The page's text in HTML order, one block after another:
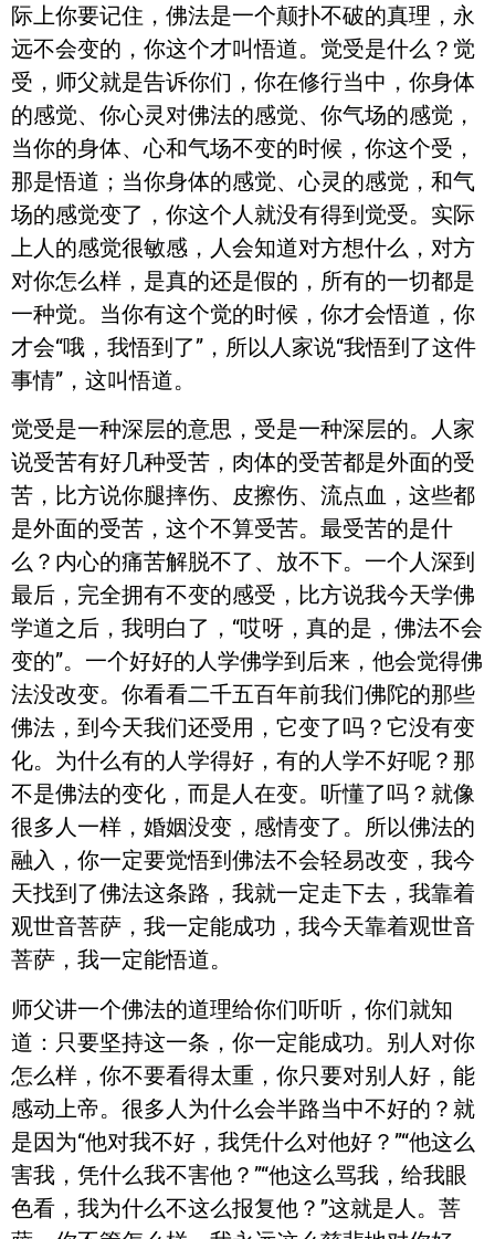
际上你要记住，佛法是一个颠扑不破的真理，永
远不会变的，你这个才叫悟道。觉受是什么？觉
受，师父就是告诉你们，你在修行当中，你身体
的感觉、你心灵对佛法的感觉、你气场的感觉，
当你的身体、心和气场不变的时候，你这个受，
那是悟道；当你身体的感觉、心灵的感觉，和气
场的感觉变了，你这个人就没有得到觉受。实际
上人的感觉很敏感，人会知道对方想什么，对方
对你怎么样，是真的还是假的，所有的一切都是
一种觉。当你有这个觉的时候，你才会悟道，你
才会“哦，我悟到了”，所以人家说“我悟到了这件
事情”，这叫悟道。
觉受是一种深层的意思，受是一种深层的。人家
说受苦有好几种受苦，肉体的受苦都是外面的受
苦，比方说你腿摔伤、皮擦伤、流点血，这些都
是外面的受苦，这个不算受苦。最受苦的是什
么？内心的痛苦解脱不了、放不下。一个人深到
最后，完全拥有不变的感受，比方说我今天学佛
学道之后，我明白了，“哎呀，真的是，佛法不会
变的”。一个好好的人学佛学到后来，他会觉得佛
法没改变。你看看二千五百年前我们佛陀的那些
佛法，到今天我们还受用，它变了吗？它没有变
化。为什么有的人学得好，有的人学不好呢？那
不是佛法的变化，而是人在变。听懂了吗？就像
很多人一样，婚姻没变，感情变了。所以佛法的
融入，你一定要觉悟到佛法不会轻易改变，我今
天找到了佛法这条路，我就一定走下去，我靠着
观世音菩萨，我一定能成功，我今天靠着观世音
菩萨，我一定能悟道。
师父讲一个佛法的道理给你们听听，你们就知
道：只要坚持这一条，你一定能成功。别人对你
怎么样，你不要看得太重，你只要对别人好，能
感动上帝。很多人为什么会半路当中不好的？就
是因为“他对我不好，我凭什么对他好？”“他这么
害我，凭什么我不害他？”“他这么骂我，给我眼
色看，我为什么不这么报复他？”这就是人。菩